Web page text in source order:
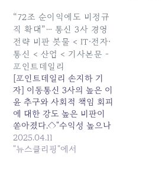
人]KT서비스 남부, 통신비
지원 KT가입자만…노사 합
의에 반발 발행일: 2025-
07-25 05:00:00
“72조 순이익에도 비정규
직 확대”… 통신 3사 경영
전략 비판 봇물 < IT·전자·
통신 < 산업 < 기사본문 -
포인트데일리
[포인트데일리 손지하 기
자] 이동통신 3사의 높은 이
윤 추구와 사회적 책임 회피
에 대한 강도 높은 비판이
쏟아졌다.◇"수익성 높으나
사회적 책임 미흡"=정흥준
서울과학기술대학교 교수
2025.04.11
"뉴스클리핑"에서